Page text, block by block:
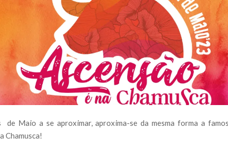
de Maio a se aproximar, aproxima-se da mesma forma a
Chamusca!